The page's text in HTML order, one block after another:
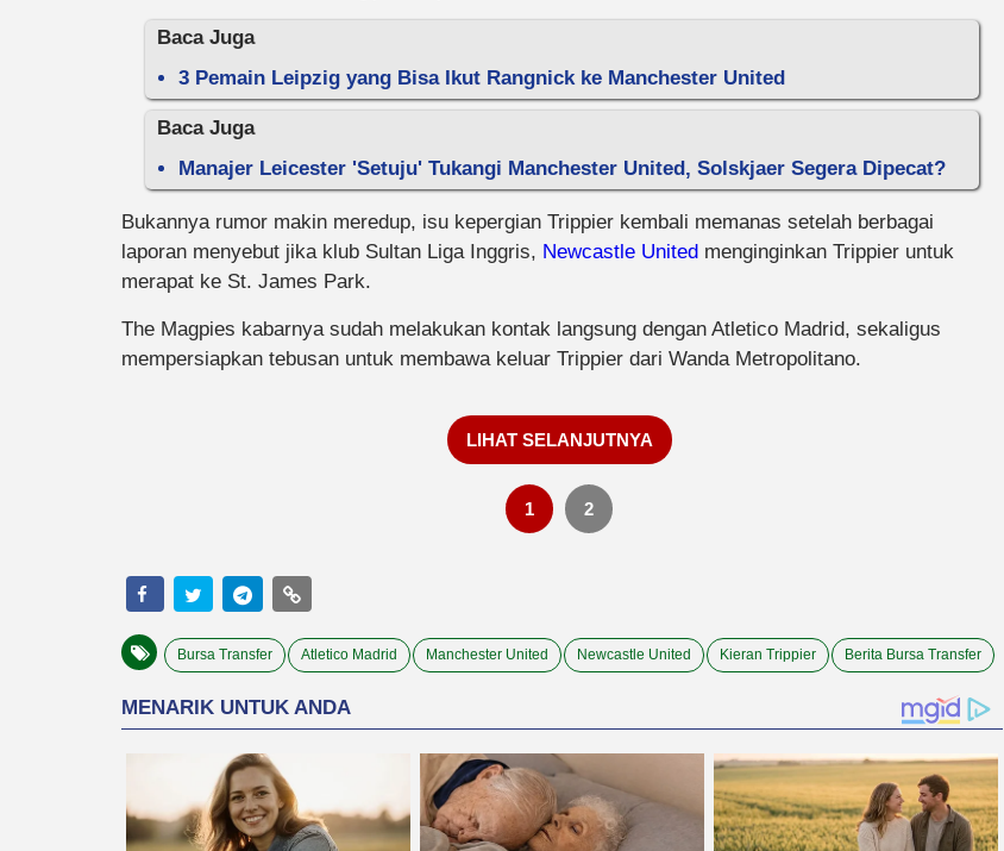
Baca Juga
3 Pemain Leipzig yang Bisa Ikut Rangnick ke Manchester United
Baca Juga
Manajer Leicester 'Setuju' Tukangi Manchester United, Solskjaer Segera Dipecat?
Bukannya rumor makin meredup, isu kepergian Trippier kembali memanas setelah berbagai
laporan menyebut jika klub Sultan Liga Inggris, Newcastle United menginginkan Trippier untuk
merapat ke St. James Park.
The Magpies kabarnya sudah melakukan kontak langsung dengan Atletico Madrid, sekaligus
mempersiapkan tebusan untuk membawa keluar Trippier dari Wanda Metropolitano.
LIHAT SELANJUTNYA
1 2
Bursa Transfer Atletico Madrid Manchester United Newcastle United Kieran Trippier Berita Bursa Transfer